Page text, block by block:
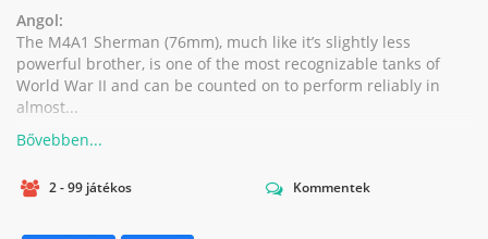
Angol:
The M4A1 Sherman (76mm), much like it’s slightly less
powerful brother, is one of the most recognizable tanks of
World War II and can be counted on to perform reliably in
almost...
2 - 99 játékos Kommentek